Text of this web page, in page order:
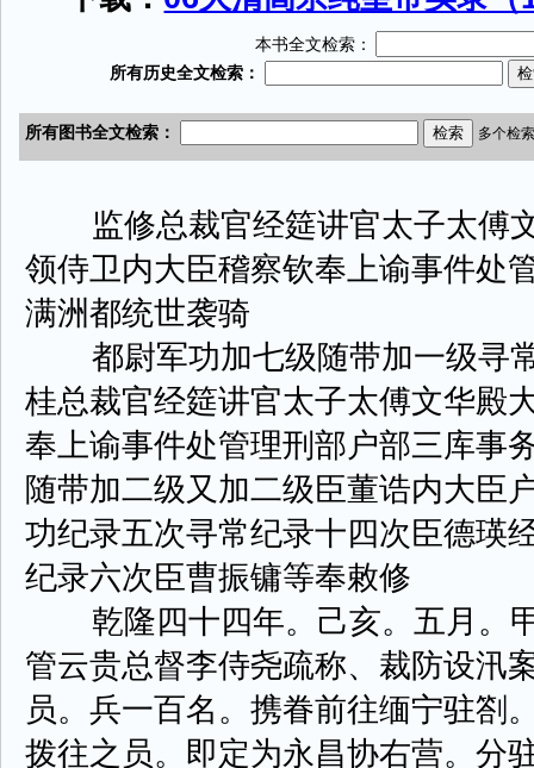
本书全文检索：
监修总裁官经筵讲官太子太傅
领侍卫内大臣稽察钦奉上谕事件处
满洲都统世袭骑
都尉军功加七级随带加一级寻
桂总裁官经筵讲官太子太傅文华殿
奉上谕事件处管理刑部户部三库事
随带加二级又加二级臣董诰内大臣
功纪录五次寻常纪录十四次臣德瑛
纪录六次臣曹振镛等奉敕修
乾隆四十四年。己亥。五月。
管云贵总督李侍尧疏称、裁防设汛
员。兵一百名。携眷前往缅宁驻劄
拨往之员。即定为永昌协右营。分